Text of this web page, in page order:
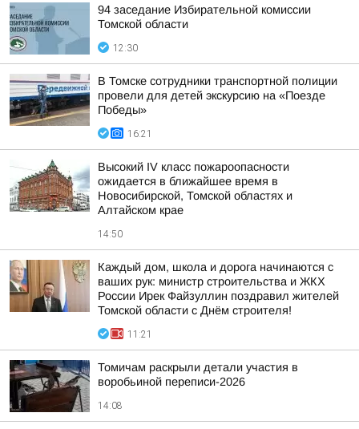
94 заседание Избирательной комиссии
Томской области
12:30
В Томске сотрудники транспортной полиции
провели для детей экскурсию на «Поезде
Победы»
16:21
Высокий IV класс пожароопасности
ожидается в ближайшее время в
Новосибирской, Томской областях и
Алтайском крае
14:50
Каждый дом, школа и дорога начинаются с
ваших рук: министр строительства и ЖКХ
России Ирек Файзуллин поздравил жителей
Томской области с Днём строителя!
11:21
Томичам раскрыли детали участия в
воробьиной переписи-2026
14:08